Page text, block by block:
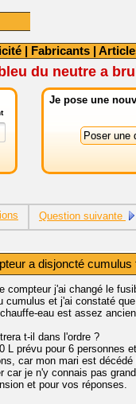
| Fabricants |
du neutre a
Je pose une
Question suivante
a disjoncté cumulus
compteur j'ai changé le
cumulus et j'ai constaté
eau est assez
t-il dans l'ordre ?
L prévu pour 6 personnes
car mon mari est
car je n'y connais pas
et pour vos réponses.